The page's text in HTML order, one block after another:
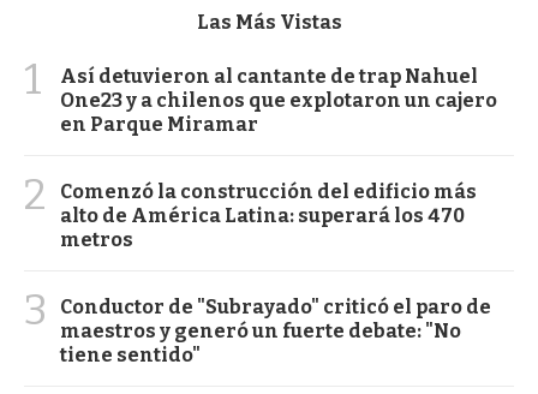
Las Más Vistas
1
Así detuvieron al cantante de trap Nahuel
One23 y a chilenos que explotaron un cajero
en Parque Miramar
2
Comenzó la construcción del edificio más
alto de América Latina: superará los 470
metros
3
Conductor de "Subrayado" criticó el paro de
maestros y generó un fuerte debate: "No
tiene sentido"